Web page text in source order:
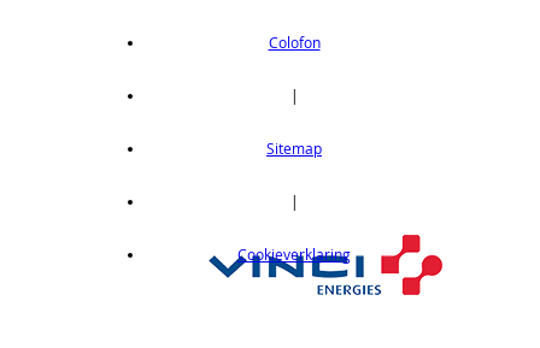
Colofon
|
Sitemap
|
Cookieverklaring